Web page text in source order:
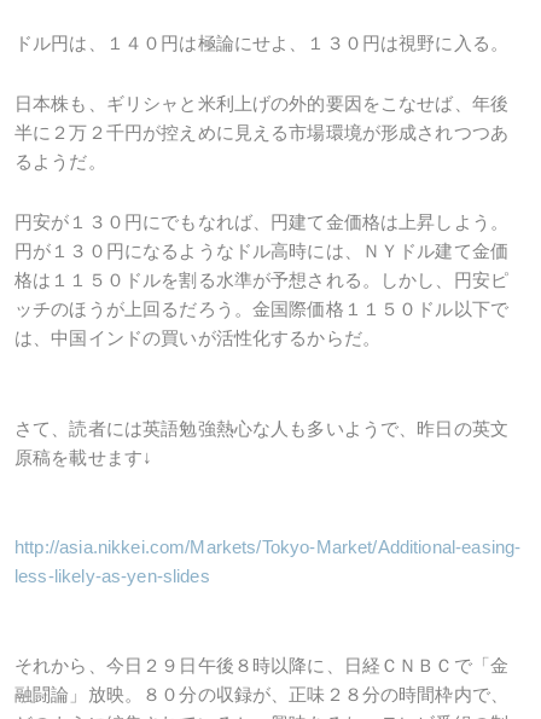
ドル円は、１４０円は極論にせよ、１３０円は視野に入る。
日本株も、ギリシャと米利上げの外的要因をこなせば、年後
半に２万２千円が控えめに見える市場環境が形成されつつあ
るようだ。
円安が１３０円にでもなれば、円建て金価格は上昇しよう。
円が１３０円になるようなドル高時には、ＮＹドル建て金価
格は１１５０ドルを割る水準が予想される。しかし、円安ピ
ッチのほうが上回るだろう。金国際価格１１５０ドル以下で
は、中国インドの買いが活性化するからだ。
さて、読者には英語勉強熱心な人も多いようで、昨日の英文
原稿を載せます↓
http://asia.nikkei.com/Markets/Tokyo-Market/Additional-easing-
less-likely-as-yen-slides
それから、今日２９日午後８時以降に、日経ＣＮＢＣで「金
融闘論」放映。８０分の収録が、正味２８分の時間枠内で、